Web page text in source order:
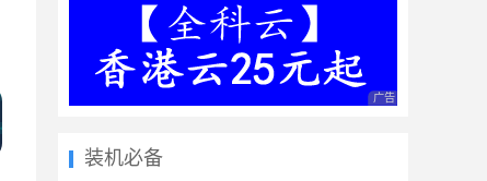
广告 商业广告，理性
装机必备